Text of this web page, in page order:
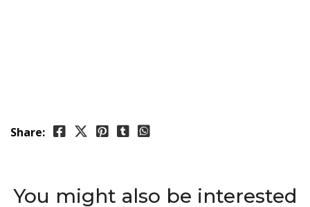
Share:
You might also be interested